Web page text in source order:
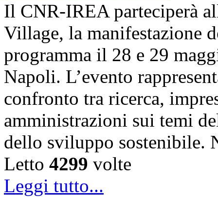
Il CNR-IREA parteciperà
Village, la manifestazione
programma il 28 e 29
Napoli. L’evento
confronto tra ricerca,
amministrazioni sui temi
dello sviluppo sostenibile.
Letto 4299 volte
Leggi tutto...